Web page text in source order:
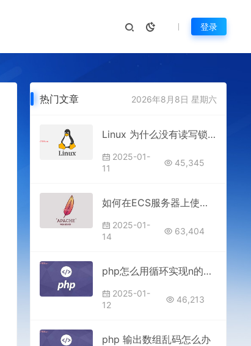
登录
热门文章 2026年8月8日 星期六
Linux 为什么没有读写锁这种线程同步方式？
2025-01-
11
45,345
如何在ECS服务器上使用Apache实现客户端访问限速（Windows环境）
2025-01-
14
63,404
php怎么用循环实现n的阶乘
2025-01-
12
46,213
php 输出数组乱码怎么办